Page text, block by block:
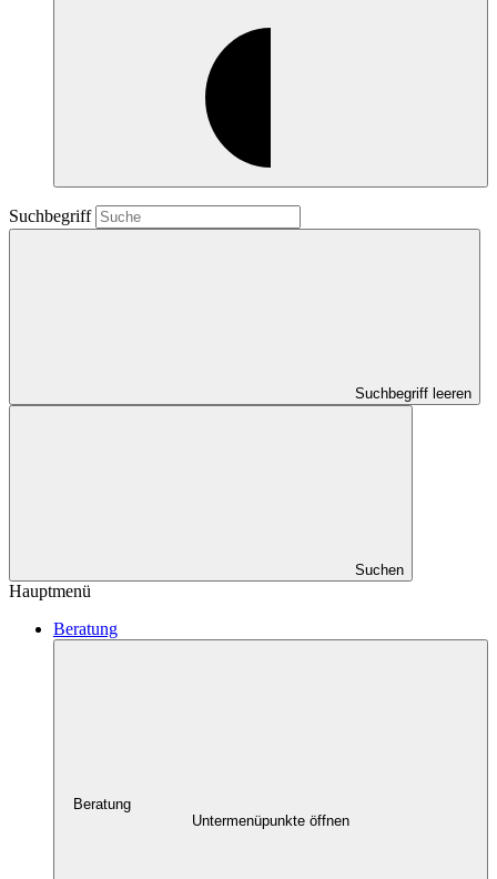
Suchbegriff
Suchbegriff leeren
Suchen
Hauptmenü
Beratung
Beratung
Untermenüpunkte öffnen